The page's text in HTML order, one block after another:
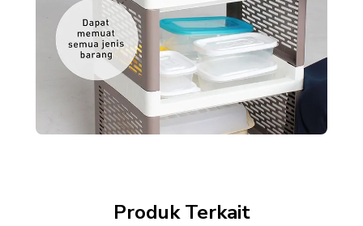
Produk Terkait